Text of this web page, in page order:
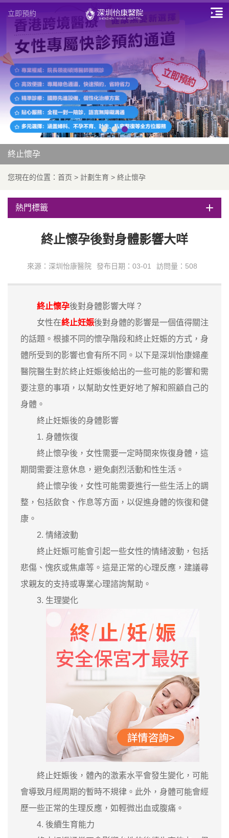
立即預約
終止懷孕
您現在的位置： 首页 > 計劃生育 > 終止懷孕
熱門標籤
終止懷孕後對身體影響大咩
來源：深圳怡康醫院 發布日期：03-01 訪問量：508
終止懷孕後對身體影響大咩？
女性在終止妊娠後對身體的影響是一個值得關注
的話題。根據不同的懷孕階段和終止妊娠的方式，身
體所受到的影響也會有所不同。以下是深圳怡康婦產
醫院醫生對於終止妊娠後給出的一些可能的影響和需
要注意的事項，以幫助女性更好地了解和照顧自己的
身體。
終止妊娠後的身體影響
1. 身體恢復
終止懷孕後，女性需要一定時間來恢復身體，這
期間需要注意休息，避免劇烈活動和性生活。
終止懷孕後，女性可能需要進行一些生活上的調
整，包括飲食、作息等方面，以促進身體的恢復和健
康。
2. 情緒波動
終止妊娠可能會引起一些女性的情緒波動，包括
悲傷、愧疚或焦慮等。這是正常的心理反應，建議尋
求親友的支持或專業心理諮詢幫助。
3. 生理變化
終止妊娠後，體內的激素水平會發生變化，可能
會導致月經周期的暫時不規律。此外，身體可能會經
歷一些正常的生理反應，如輕微出血或腹痛。
4. 後續生育能力